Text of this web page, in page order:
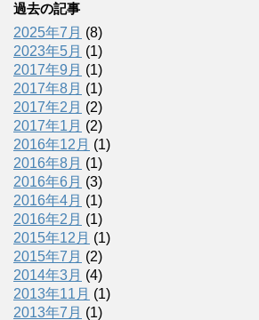
過去の記事
2025年7月 (8)
2023年5月 (1)
2017年9月 (1)
2017年8月 (1)
2017年2月 (2)
2017年1月 (2)
2016年12月 (1)
2016年8月 (1)
2016年6月 (3)
2016年4月 (1)
2016年2月 (1)
2015年12月 (1)
2015年7月 (2)
2014年3月 (4)
2013年11月 (1)
2013年7月 (1)